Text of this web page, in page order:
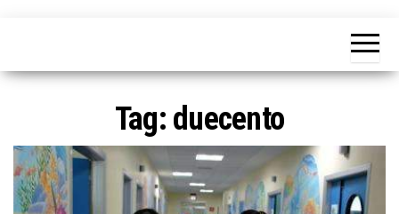
a
v
a
z
i
Tag: duecento